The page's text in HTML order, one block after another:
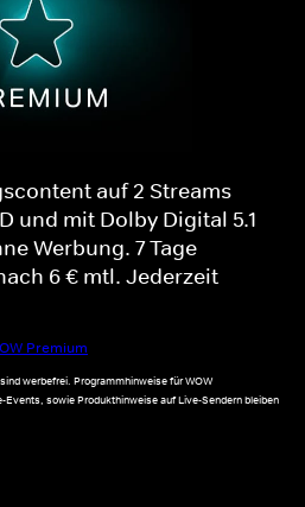
auf 2 Streams
und mit Dolby Digital 5.1
Werbung. 7 Tage
6 € mtl. Jederzeit
Premium
werbefrei. Programmhinweise für WOW
Events, sowie Produkthinweise auf Live-Sendern bleiben